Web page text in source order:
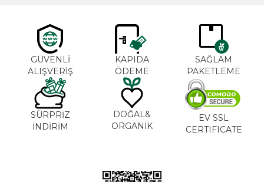
GÜVENLİ
ALIŞVERİŞ
KAPIDA
ÖDEME
SAĞLAM
PAKETLEME
SÜRPRİZ
İNDİRİM
DOĞAL&
ORGANİK
EV SSL
CERTIFICATE